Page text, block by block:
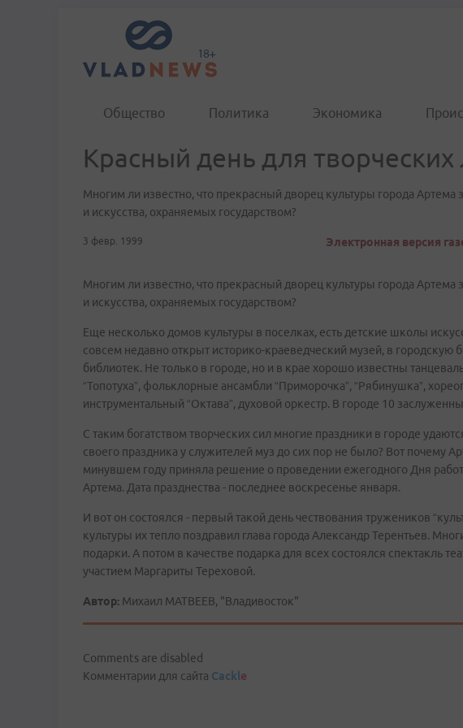
Общество Политика Экономика
Красный день для
Многим ли известно, что прекрасный дворец культуры города Артема
и искусства, охраняемых государством?
3 февр. 1999 Электронная версия
Многим ли известно, что прекрасный дворец культуры города Артема
и искусства, охраняемых государством?
Еще несколько домов культуры в поселках, есть детские школы
совсем недавно открыт историко-краеведческий музей, в городскую
библиотек. Не только в городе, но и в крае хорошо известны
“Топотуха”, фольклорные ансамбли “Приморочка”, “Рябинушка”,
инструментальный “Октава”, духовой оркестр. В городе 10
С таким богатством творческих сил многие праздники в городе
своего праздника у служителей муз до сих пор не было? Вот почему
минувшем году приняла решение о проведении ежегодного Дня
Артема. Дата празднества - последнее воскресенье января.
И вот он состоялся - первый такой день чествования тружеников
культуры их тепло поздравил глава города Александр Терентьев.
подарки. А потом в качестве подарка для всех состоялся спектакль
участием Маргариты Тереховой.
Автор: Михаил МАТВЕЕВ, "Владивосток"
Comments are disabled
Комментарии для сайта Cackle